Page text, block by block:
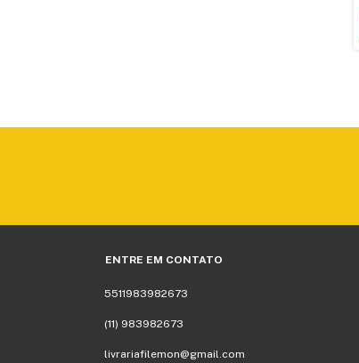
ENTRE EM CONTATO
5511983982673
(11) 983982673
livrariafilemon@gmail.com